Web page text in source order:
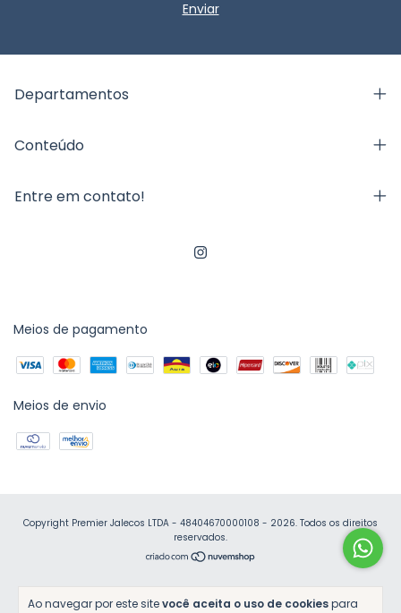
Ao navegar por este sitevocê aceita o uso de cookiespara
Departamentos
Conteúdo
Entre em contato!
Meios de pagamento
Meios de envio
Copyright Premier Jalecos LTDA - 48404670000108 - 2026. Todos os direitos
reservados.